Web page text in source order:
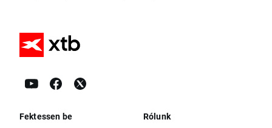
Fektessen be Rólunk